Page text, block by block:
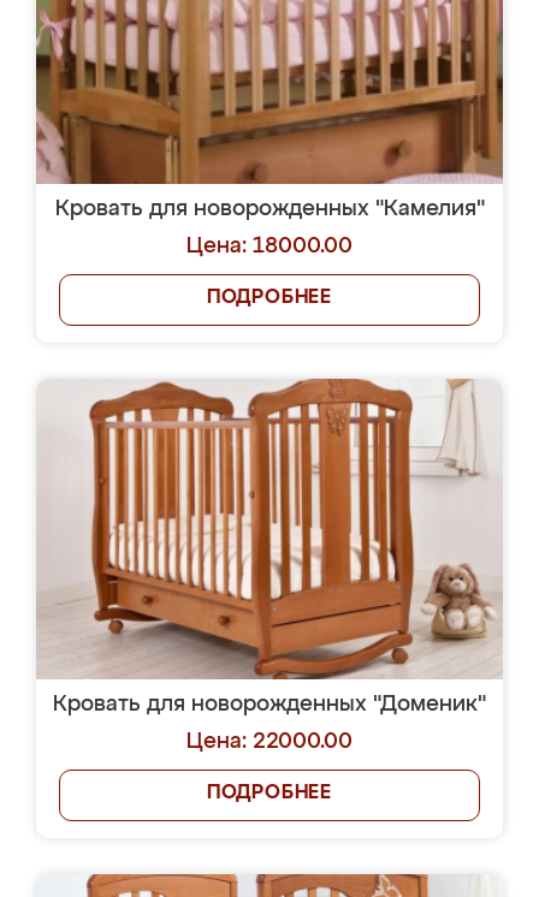
Кровать для новорожденных "Камелия"
Цена: 18000.00
ПОДРОБНЕЕ
Кровать для новорожденных "Доменик"
Цена: 22000.00
ПОДРОБНЕЕ